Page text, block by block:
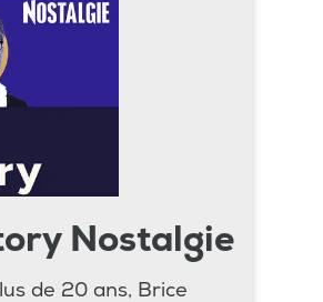
Nostalgie
de 20 ans, Brice